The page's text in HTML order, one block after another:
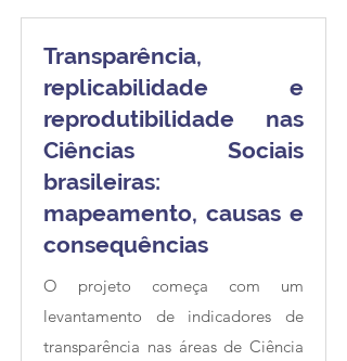
Transparência,
replicabilidade e
reprodutibilidade nas
Ciências Sociais
brasileiras:
mapeamento, causas e
consequências
O projeto começa com um
levantamento de indicadores de
transparência nas áreas de Ciência